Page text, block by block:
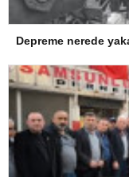
Depreme nerede